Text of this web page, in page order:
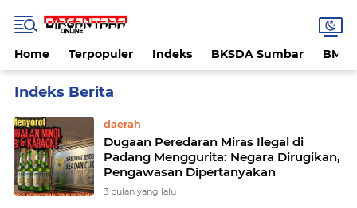
Home Terpopuler Indeks BKSDA Sumbar
daerah
Dugaan Peredaran Miras Ilegal di
Padang Menggurita: Negara Dirugikan,
Pengawasan Dipertanyakan
3 bulan yang lalu